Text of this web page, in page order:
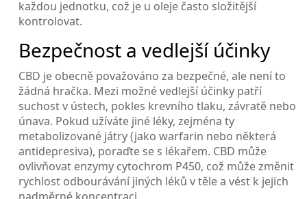
každou jednotku, což je u oleje často složitější
kontrolovat.
Bezpečnost a vedlejší účinky
CBD je obecně považováno za bezpečné, ale není to
žádná hračka. Mezi možné vedlejší účinky patří
suchost v ústech, pokles krevního tlaku, závratě nebo
únava. Pokud užíváte jiné léky, zejména ty
metabolizované játry (jako warfarin nebo některá
antidepresiva), poraďte se s lékařem. CBD může
ovlivňovat enzymy cytochrom P450, což může změnit
rychlost odbourávání jiných léků v těle a vést k jejich
nadměrné koncentraci.